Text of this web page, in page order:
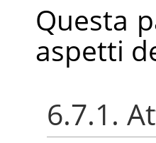
Questa
aspetti
6.7.1.